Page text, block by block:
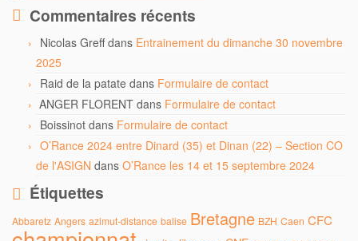
Commentaires récents
Nicolas Greffdans Entrainement du dimanche 30 novembre
2025
Raid de la patate dans Formulaire de contact
ANGER FLORENT dans Formulaire de contact
Boissinot dans Formulaire de contact
O’Rance 2024 entre Dinard (35) et Dinan (22) – Section CO
de l'ASIGN dans O’Rance les 14 et 15 septembre 2024
Étiquettes
Abbaretz Angers azimut-distance balise Bretagne BZH Caen CFC